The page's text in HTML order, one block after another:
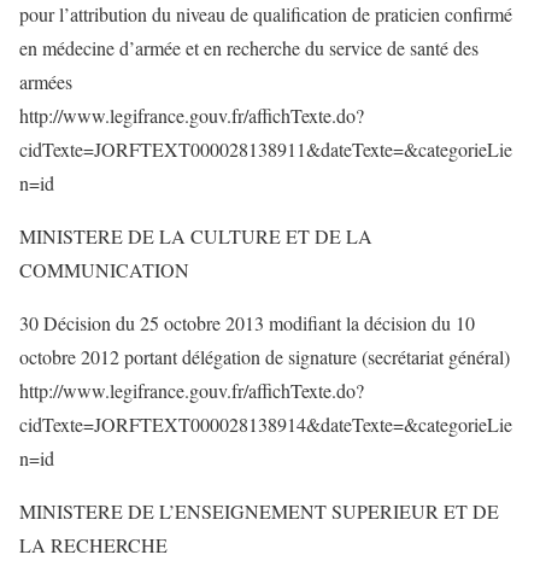
pour l’attribution du niveau de qualification de praticien confirmé
en médecine d’armée et en recherche du service de santé des
armées
http://www.legifrance.gouv.fr/affichTexte.do?
cidTexte=JORFTEXT000028138911&dateTexte=&categorieLie
n=id
MINISTERE DE LA CULTURE ET DE LA
COMMUNICATION
30 Décision du 25 octobre 2013 modifiant la décision du 10
octobre 2012 portant délégation de signature (secrétariat général)
http://www.legifrance.gouv.fr/affichTexte.do?
cidTexte=JORFTEXT000028138914&dateTexte=&categorieLie
n=id
MINISTERE DE L’ENSEIGNEMENT SUPERIEUR ET DE
LA RECHERCHE